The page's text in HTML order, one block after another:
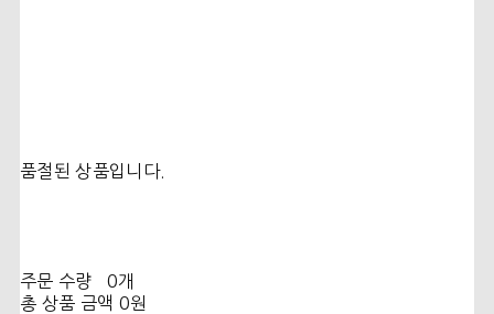
품절된 상품입니다.
주문 수량
0개
총 상품 금액 0원